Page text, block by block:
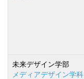
未来デザイン学部
メディアデザイン学科